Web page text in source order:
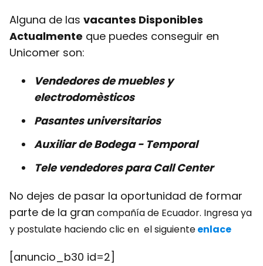
Alguna de las vacantes Disponibles
Actualmente que puedes conseguir en
Unicomer son:
Vendedores de muebles y
electrodomèsticos
Pasantes universitarios
Auxiliar de Bodega - Temporal
Tele vendedores para Call Center
No dejes de pasar la oportunidad de formar
parte de la gran compañía de Ecuador. Ingresa ya
y postulate haciendo clic en el siguienteenlace
[anuncio_b30 id=2]